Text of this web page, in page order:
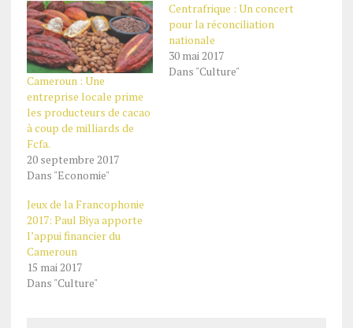
Cameroun : Une
entreprise locale prime
les producteurs de cacao
à coup de milliards de
Fcfa.
20 septembre 2017
Dans "Economie"
Centrafrique : Un concert
pour la réconciliation
nationale
30 mai 2017
Dans "Culture"
Jeux de la Francophonie
2017: Paul Biya apporte
l’appui financier du
Cameroun
15 mai 2017
Dans "Culture"